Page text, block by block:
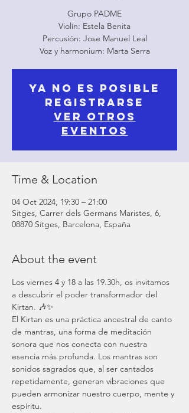
Grupo PADME
Violín: Estela Benita
Percusión: Jose Manuel Leal
Voz y harmonium: Marta Serra
Ya no es posible
registrarse
Ver otros
eventos
Time & Location
04 Oct 2024, 19:30 – 21:00
Sitges, Carrer dels Germans Maristes, 6,
08870 Sitges, Barcelona, España
About the event
Los viernes 4 y 18 a las 19.30h, os invitamos
a descubrir el poder transformador del
Kirtan. 🎶✨
El Kirtan es una práctica ancestral de canto
de mantras, una forma de meditación
sonora que nos conecta con nuestra
esencia más profunda. Los mantras son
sonidos sagrados que, al ser cantados
repetidamente, generan vibraciones que
pueden armonizar nuestro cuerpo, mente y
espíritu.